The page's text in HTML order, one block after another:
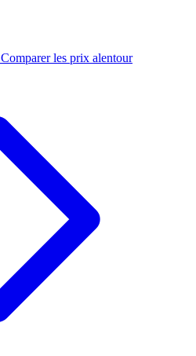
Comparer les prix alentour